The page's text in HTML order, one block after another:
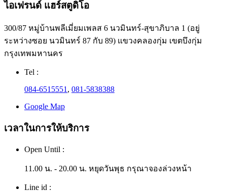
ไอเฟรนด์ แฮร์สตูดิโอ
300/87 หมู่บ้านพลีเมี่ยมเพลส 6 นวมินทร์-สุขาภิบาล 1 (อยู่
ระหว่างซอย นวมินทร์ 87 กับ 89) แขวงคลองกุ่ม เขตบึงกุ่ม
กรุงเทพมหานคร
Tel :
084-6515551 , 081-5838388
Google Map
เวลาในการให้บริการ
Open Until :
11.00 น. - 20.00 น. หยุดวันพุธ กรุณาจองล่วงหน้า
Line id :